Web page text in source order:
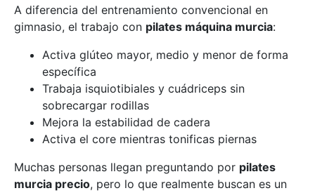
A diferencia del entrenamiento convencional en
gimnasio, el trabajo con pilates máquina murcia:
Activa glúteo mayor, medio y menor de forma
específica
Trabaja isquiotibiales y cuádriceps sin
sobrecargar rodillas
Mejora la estabilidad de cadera
Activa el core mientras tonificas piernas
Muchas personas llegan preguntando por pilates
murcia precio, pero lo que realmente buscan es un